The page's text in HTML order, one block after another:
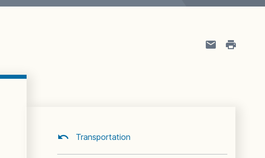
Transportation